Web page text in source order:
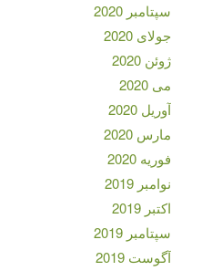
سپتامبر 2020
جولای 2020
ژوئن 2020
می 2020
آوریل 2020
مارس 2020
فوریه 2020
نوامبر 2019
اکتبر 2019
سپتامبر 2019
آگوست 2019